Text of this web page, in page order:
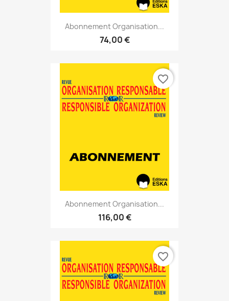
Abonnement Organisation...
74,00 €
Abonnement Organisation...
116,00 €
favorite_border
favorite_border